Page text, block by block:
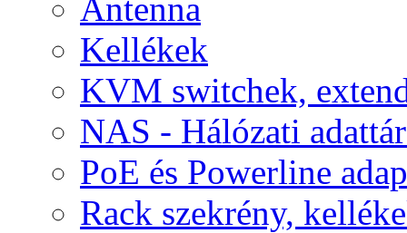
Antenna
Kellékek
KVM switchek,
NAS - Hálózati
PoE és Powerline
Rack szekrény,